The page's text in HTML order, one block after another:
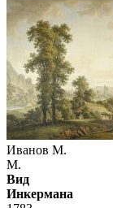
Иванов М.
М.
Вид
Инкермана